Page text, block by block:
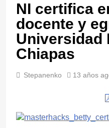
NI certifica
docente y
Universidad
Chiapas
Stepanenko 13 años